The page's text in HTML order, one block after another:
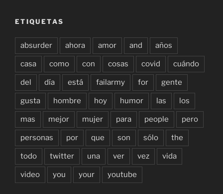
ETIQUETAS
absurder ahora amor and años
casa como con cosas covid cuándo
del día está failarmy for gente
gusta hombre hoy humor las los
mas mejor mujer para people pero
personas por que son sólo the
todo twitter una ver vez vida
video you your youtube